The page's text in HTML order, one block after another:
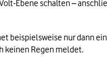
Ebene schalten –
beispielsweise nur dann ein
keinen Regen meldet.